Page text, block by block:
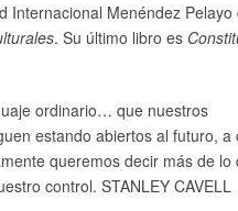
Internacional Menéndez Pelayo
. Su último libro es
ordinario… que nuestros
estando abiertos al futuro, a
queremos decir más de lo
control. STANLEY CAVELL